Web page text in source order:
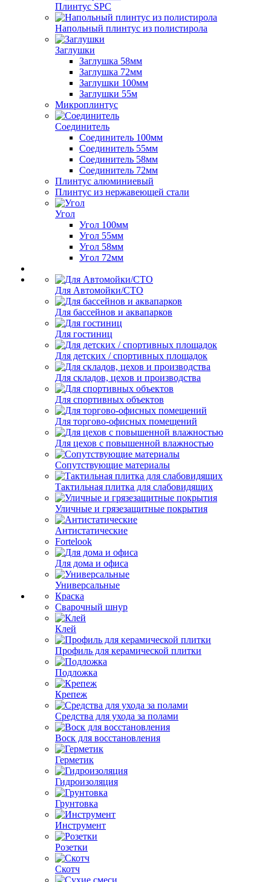
Плинтус SPC
Напольный плинтус из полистирола
Заглушки
Заглушка 58мм
Заглушка 72мм
Заглушки 100мм
Заглушки 55м
Микроплинтус
Соединитель
Соединитель 100мм
Соединитель 55мм
Соединитель 58мм
Соединитель 72мм
Плинтус алюминиевый
Плинтус из нержавеющей стали
Угол
Угол 100мм
Угол 55мм
Угол 58мм
Угол 72мм
Для Автомойки/СТО
Для бассейнов и аквапарков
Для гостиниц
Для детских / спортивных площадок
Для складов, цехов и производства
Для спортивных объектов
Для торгово-офисных помещений
Для цехов с повышенной влажностью
Сопутствующие материалы
Тактильная плитка для слабовидящих
Уличные и грязезащитные покрытия
Антистатические
Fortelook
Для дома и офиса
Универсальные
Краска
Сварочный шнур
Клей
Профиль для керамической плитки
Подложка
Крепеж
Средства для ухода за полами
Воск для восстановления
Герметик
Гидроизоляция
Грунтовка
Инструмент
Розетки
Скотч